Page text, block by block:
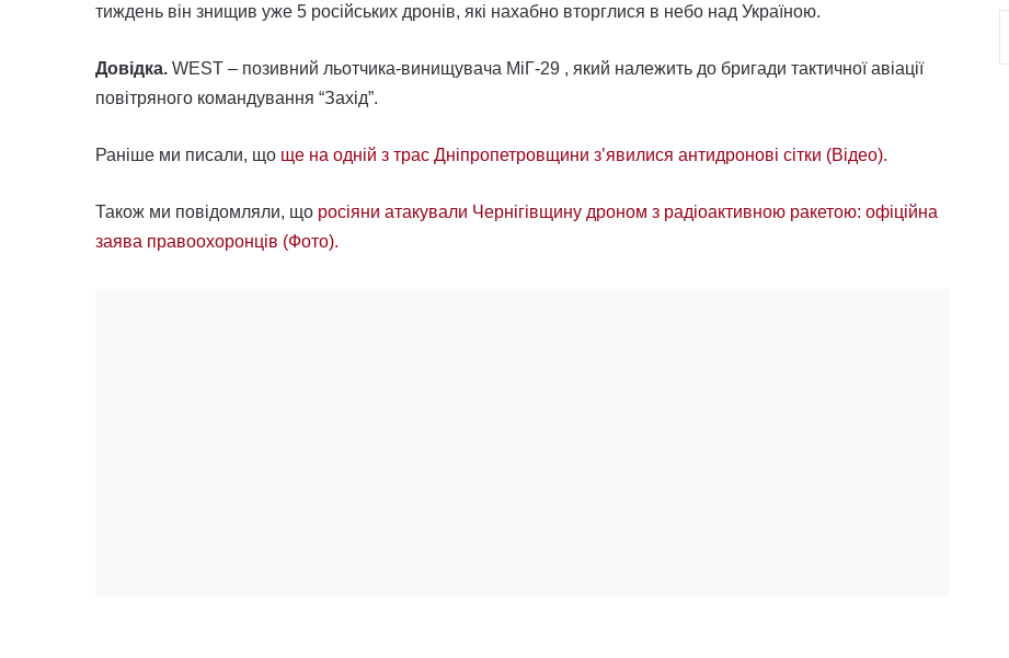
тиждень він знищив уже 5 російських дронів, які нахабно вторглися в небо над Україною.
Довідка. WEST – позивний льотчика-винищувача МіГ-29 , який належить до бригади тактичної авіації
повітряного командування “Захід”.
Раніше ми писали, що ще на одній з трас Дніпропетровщини з’явилися антидронові сітки (Відео).
Також ми повідомляли, що росіяни атакували Чернігівщину дроном з радіоактивною ракетою: офіційна
заява правоохоронців (Фото).